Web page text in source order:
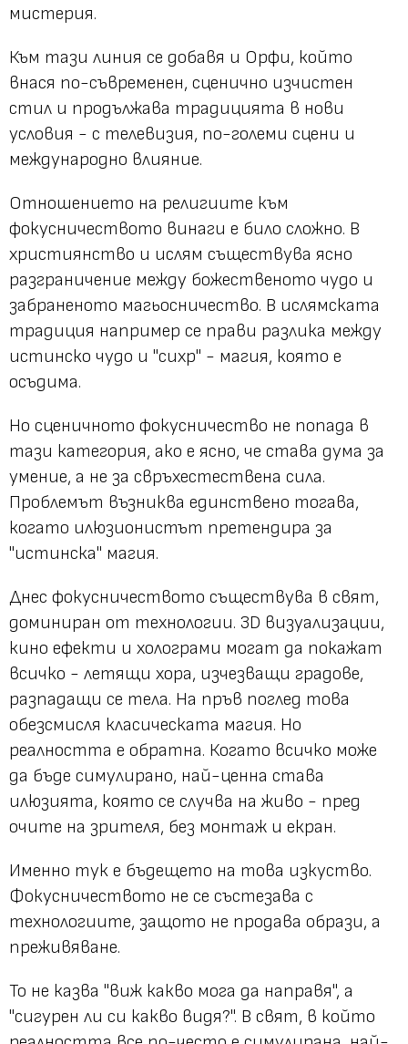
мистерия.
Към тази линия се добавя и Орфи, който
внася по-съвременен, сценично изчистен
стил и продължава традицията в нови
условия - с телевизия, по-големи сцени и
международно влияние.
Отношението на религиите към
фокусничеството винаги е било сложно. В
християнство и ислям съществува ясно
разграничение между божественото чудо и
забраненото магьосничество. В ислямската
традиция например се прави разлика между
истинско чудо и "сихр" - магия, която е
осъдима.
Но сценичното фокусничество не попада в
тази категория, ако е ясно, че става дума за
умение, а не за свръхестествена сила.
Проблемът възниква единствено тогава,
когато илюзионистът претендира за
"истинска" магия.
Днес фокусничеството съществува в свят,
доминиран от технологии. 3D визуализации,
кино ефекти и холограми могат да покажат
всичко - летящи хора, изчезващи градове,
разпадащи се тела. На пръв поглед това
обезсмисля класическата магия. Но
реалността е обратна. Когато всичко може
да бъде симулирано, най-ценна става
илюзията, която се случва на живо - пред
очите на зрителя, без монтаж и екран.
Именно тук е бъдещето на това изкуство.
Фокусничеството не се състезава с
технологиите, защото не продава образи, а
преживяване.
То не казва "виж какво мога да направя", а
"сигурен ли си какво видя?". В свят, в който